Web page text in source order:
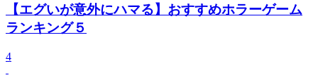
【エグいが意外にハマる】おすすめホラーゲーム
ランキング５
4